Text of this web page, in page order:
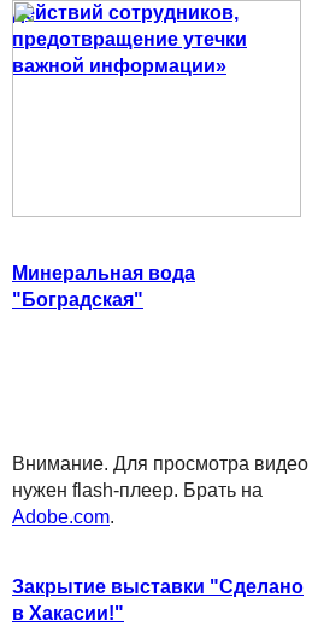
действий сотрудников,
предотвращение утечки
важной информации»
Минеральная вода
"Боградская"
Внимание. Для просмотра видео
нужен flash-плеер. Брать на
Adobe.com.
Закрытие выставки "Сделано
в Хакасии!"